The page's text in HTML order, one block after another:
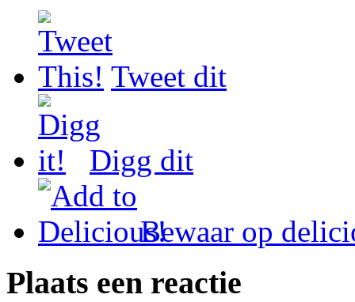
Tweet dit
Digg dit
Bewaar op
Plaats een reactie